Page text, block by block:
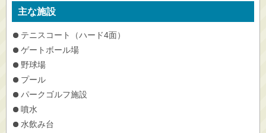
主な施設
テニスコート（ハード4面）
ゲートボール場
野球場
プール
パークゴルフ施設
噴水
水飲み台